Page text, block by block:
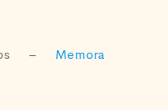
– Memora